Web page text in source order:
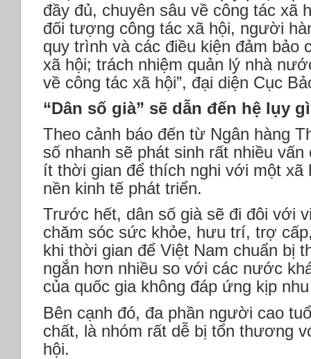
đầy đủ, chuyên sâu về công tác xã
đối tượng công tác xã hội, người
quy trình và các điều kiện đảm bảo
xã hội; trách nhiệm quản lý nhà
về công tác xã hội”, đại diện Cục
“Dân số già” sẽ dẫn đến hệ lụy
Theo cảnh báo đến từ Ngân hàng
số nhanh sẽ phát sinh rất nhiều
ít thời gian để thích nghi với một xã
nền kinh tế phát triển.
Trước hết, dân số già sẽ đi đôi với
chăm sóc sức khỏe, hưu trí, trợ
khi thời gian để Việt Nam chuẩn bị
ngắn hơn nhiều so với các nước
của quốc gia không đáp ứng kịp
Bên cạnh đó, đa phần người cao
chất, là nhóm rất dễ bị tổn thương
hội.